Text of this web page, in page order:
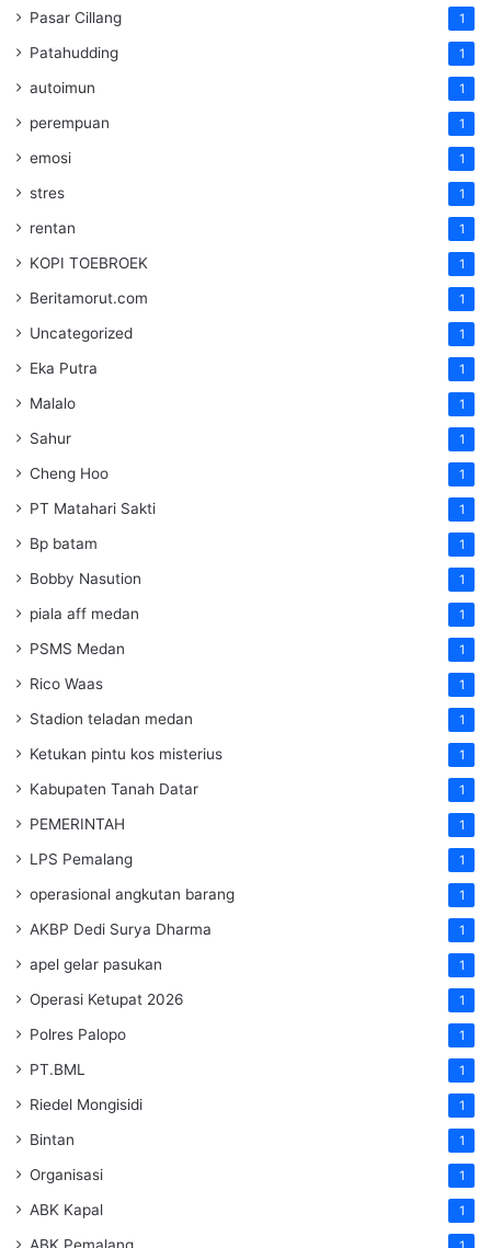
Pasar Cillang 1
Patahudding 1
autoimun 1
perempuan 1
emosi 1
stres 1
rentan 1
KOPI TOEBROEK 1
Beritamorut.com 1
Uncategorized 1
Eka Putra 1
Malalo 1
Sahur 1
Cheng Hoo 1
PT Matahari Sakti 1
Bp batam 1
Bobby Nasution 1
piala aff medan 1
PSMS Medan 1
Rico Waas 1
Stadion teladan medan 1
Ketukan pintu kos misterius 1
Kabupaten Tanah Datar 1
PEMERINTAH 1
LPS Pemalang 1
operasional angkutan barang 1
AKBP Dedi Surya Dharma 1
apel gelar pasukan 1
Operasi Ketupat 2026 1
Polres Palopo 1
PT.BML 1
Riedel Mongisidi 1
Bintan 1
Organisasi 1
ABK Kapal 1
ABK Pemalang